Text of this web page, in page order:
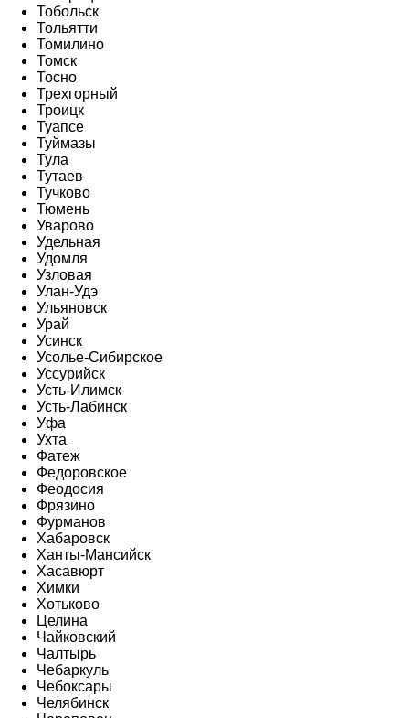
Тобольск
Тольятти
Томилино
Томск
Тосно
Трехгорный
Троицк
Туапсе
Туймазы
Тула
Тутаев
Тучково
Тюмень
Уварово
Удельная
Удомля
Узловая
Улан-Удэ
Ульяновск
Урай
Усинск
Усолье-Сибирское
Уссурийск
Усть-Илимск
Усть-Лабинск
Уфа
Ухта
Фатеж
Федоровское
Феодосия
Фрязино
Фурманов
Хабаровск
Ханты-Мансийск
Хасавюрт
Химки
Хотьково
Целина
Чайковский
Чалтырь
Чебаркуль
Чебоксары
Челябинск